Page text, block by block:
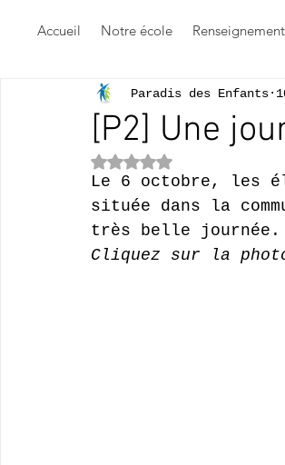
Accueil Notre école
[P2] Une
Paradis des Enfants
Noté NaN étoiles sur
Le 6 octobre, les
située dans la
très belle journée.
Cliquez sur la